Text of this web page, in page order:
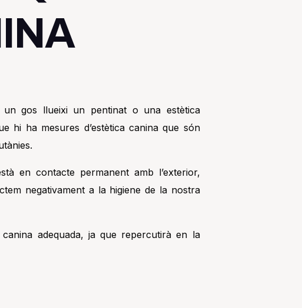
gos llueixi un pentinat o una estètica
hi ha mesures d’estètica canina que són
en contacte permanent amb l’exterior,
negativament a la higiene de la nostra
adequada, ja que repercutirà en la